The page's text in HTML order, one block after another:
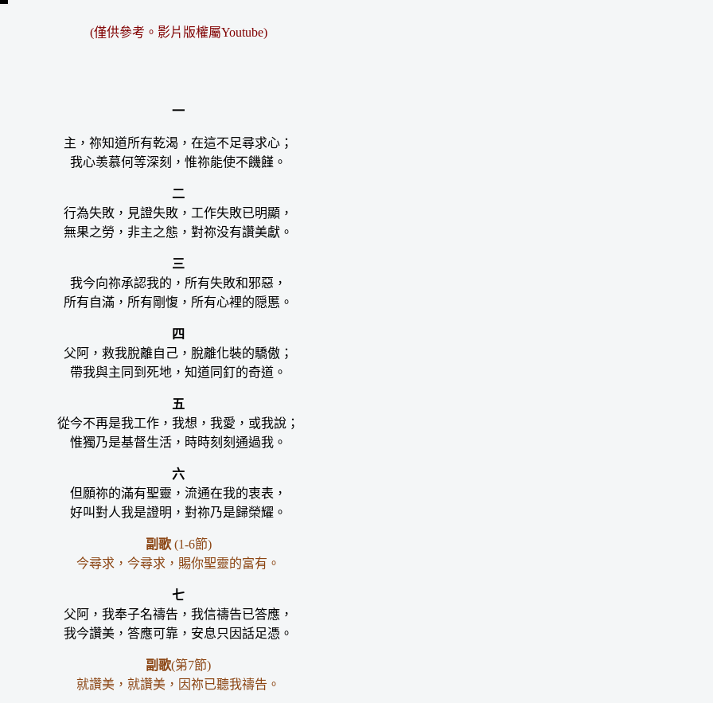
(僅供參考。影片版權屬Youtube)
一
主，祢知道所有乾渴，在這不足尋求心；
我心羡慕何等深刻，惟祢能使不饑饉。
二
行為失敗，見證失敗，工作失敗已明顯，
無果之勞，非主之態，對祢没有讚美獻。
三
我今向祢承認我的，所有失敗和邪惡，
所有自滿，所有剛愎，所有心裡的隠慝。
四
父阿，救我脫離自己，脫離化裝的驕傲；
帶我與主同到死地，知道同釘的奇道。
五
從今不再是我工作，我想，我愛，或我說；
惟獨乃是基督生活，時時刻刻通過我。
六
但願祢的滿有聖靈，流通在我的衷表，
好叫對人我是證明，對祢乃是歸榮耀。
副歌(1-6節)
今尋求，今尋求，賜你聖靈的富有。
七
父阿，我奉子名禱告，我信禱告已答應，
我今讚美，答應可靠，安息只因話足憑。
副歌(第7節)
就讚美，就讚美，因祢已聽我禱告。